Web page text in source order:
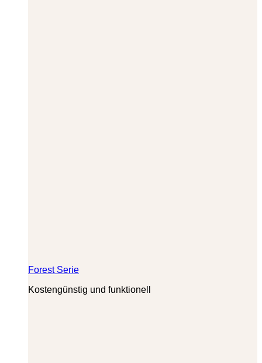
Forest Serie
Kostengünstig und funktionell